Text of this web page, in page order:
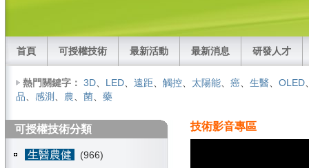
首頁 可授權技術 最新活動 最新消息 研發人才
熱門關鍵字： 3D、 LED、 遠距、 觸控、 太陽能、 癌、 生醫、 OLED
品、 感測 、 農、 菌、 藥
可授權技術分類
生醫農健
(966)
技術影音專區